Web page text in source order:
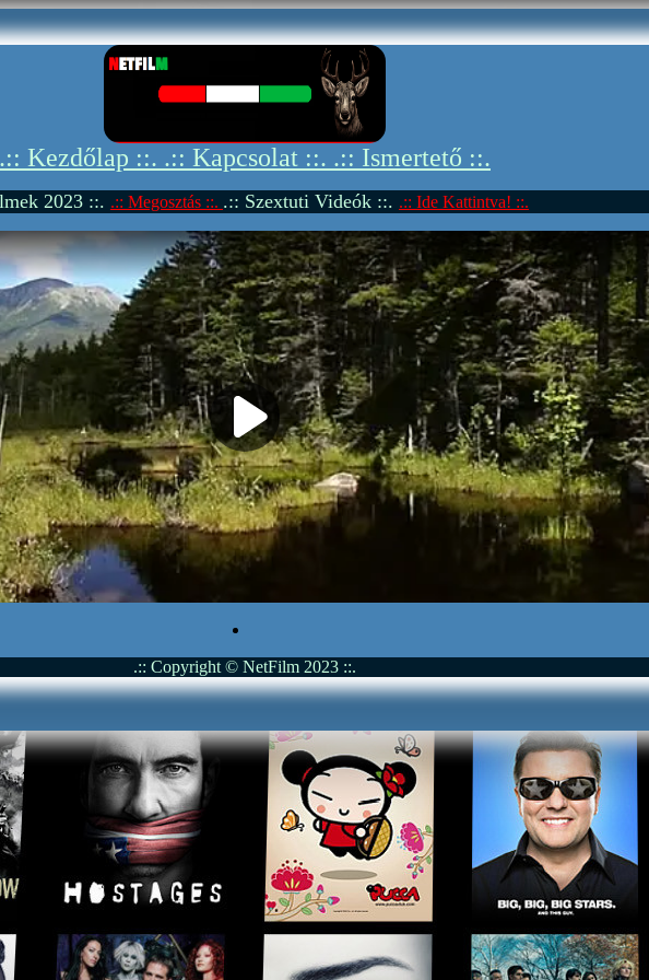
.:: Kezdőlap ::. .:: Kapcsolat ::. .:: Ismertető ::.
2023 ::. .:: Megosztás ::. .:: Szextuti Videók ::. .:: Ide Kattintva! ::.
.:: Copyright © NetFilm 2023 ::.